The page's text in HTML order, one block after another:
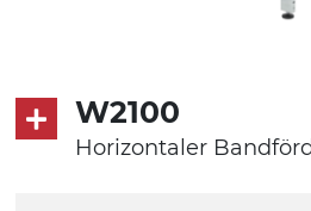
Mehrfachspannung 230/
3Ph
W2100
Horizontaler